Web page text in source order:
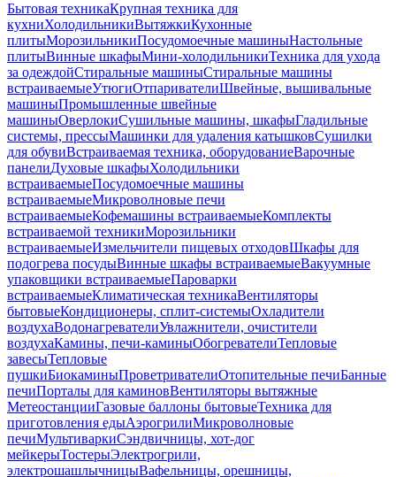
Бытовая техникаКрупная техника для
кухниХолодильникиВытяжкиКухонные
плитыМорозильникиПосудомоечные машиныНастольные
плитыВинные шкафыМини-холодильникиТехника для ухода
за одеждойСтиральные машиныСтиральные машины
встраиваемыеУтюгиОтпаривателиШвейные, вышивальные
машиныПромышленные швейные
машиныОверлокиСушильные машины, шкафыГладильные
системы, прессыМашинки для удаления катышковСушилки
для обувиВстраиваемая техника, оборудованиеВарочные
панелиДуховые шкафыХолодильники
встраиваемыеПосудомоечные машины
встраиваемыеМикроволновые печи
встраиваемыеКофемашины встраиваемыеКомплекты
встраиваемой техникиМорозильники
встраиваемыеИзмельчители пищевых отходовШкафы для
подогрева посудыВинные шкафы встраиваемыеВакуумные
упаковщики встраиваемыеПароварки
встраиваемыеКлиматическая техникаВентиляторы
бытовыеКондиционеры, сплит-системыОхладители
воздухаВодонагревателиУвлажнители, очистители
воздухаКамины, печи-каминыОбогревателиТепловые
завесыТепловые
пушкиБиокаминыПроветривателиОтопительные печиБанные
печиПорталы для каминовВентиляторы вытяжные
МетеостанцииГазовые баллоны бытовыеТехника для
приготовления едыАэрогрилиМикроволновые
печиМультиваркиСэндвичницы, хот-дог
мейкерыТостерыЭлектрогрили,
электрошашлычницыВафельницы, орешницы,